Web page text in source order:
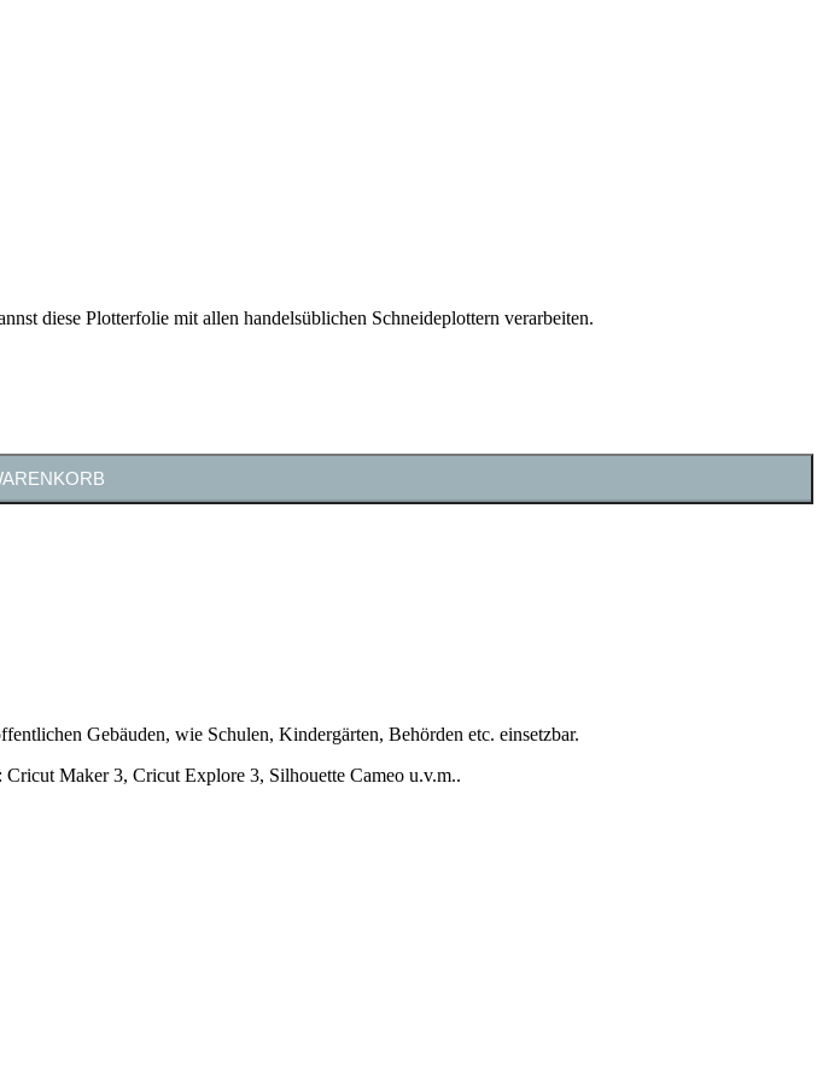
diese Plotterfolie mit allen handelsüblichen Schneideplottern verarbeiten.
Gebäuden, wie Schulen, Kindergärten, Behörden etc. einsetzbar.
Maker 3, Cricut Explore 3, Silhouette Cameo u.v.m..